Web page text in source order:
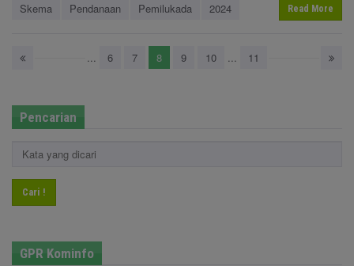
Skema
Pendanaan Pemilukada 2024 Read More
... 6 7 8 9 10 ... 11
Pencarian
Cari !
GPR Kominfo